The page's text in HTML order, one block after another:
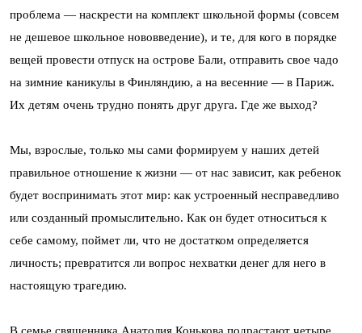
проблема — наскрести на комплект школьной формы (совсем
не дешевое школьное нововведение), и те, для кого в порядке
вещей провести отпуск на острове Бали, отправить свое чадо
на зимние каникулы в Финляндию, а на весенние — в Париж.
Их детям очень трудно понять друг друга. Где же выход?
Мы, взрослые, только мы сами формируем у наших детей
правильное отношение к жизни — от нас зависит, как ребенок
будет воспринимать этот мир: как устроенный несправедливо
или созданный промыслительно. Как он будет относиться к
себе самому, поймет ли, что не достатком определяется
личность; превратится ли вопрос нехватки денег для него в
настоящую трагедию.